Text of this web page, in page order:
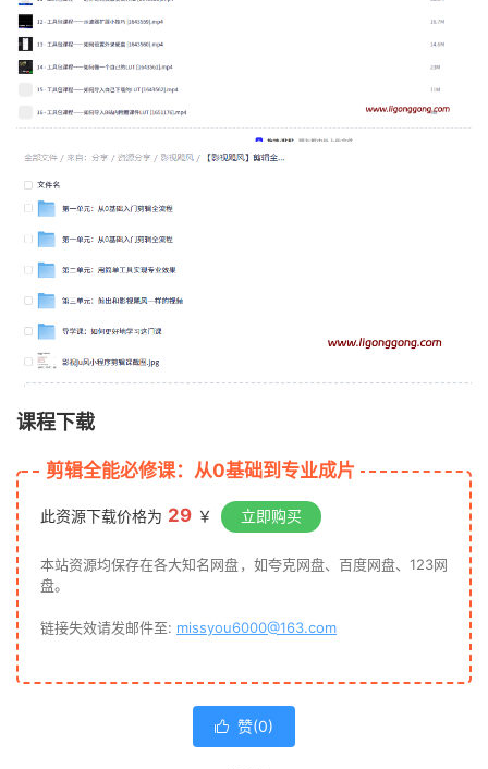
课程下载
剪辑全能必修课：从0基础到专业成片
此资源下载价格为 29 ￥ 立即购买
本站资源均保存在各大知名网盘，如夸克网盘、百度网盘、123网
盘。
链接失效请发邮件至: missyou6000@163.com
 赞(0)